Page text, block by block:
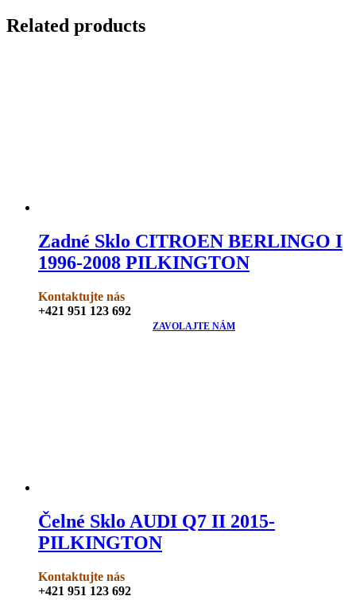
Related products
Zadné Sklo CITROEN BERLINGO I
1996-2008 PILKINGTON
Kontaktujte nás
+421 951 123 692
ZAVOLAJTE NÁM
Čelné Sklo AUDI Q7 II 2015-
PILKINGTON
Kontaktujte nás
+421 951 123 692